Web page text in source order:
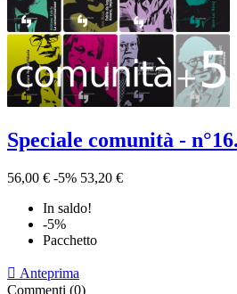
Speciale comunità -
56,00 € -5% 53,20 €
In saldo!
-5%
Pacchetto
 Anteprima
Commenti (0)